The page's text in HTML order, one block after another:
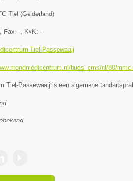
Tiel (Gelderland)
, Fax: -, KvK: -
Tiel-Passewaaij
bues_cms/nl/80/
Tiel-Passewaaij is een algemene